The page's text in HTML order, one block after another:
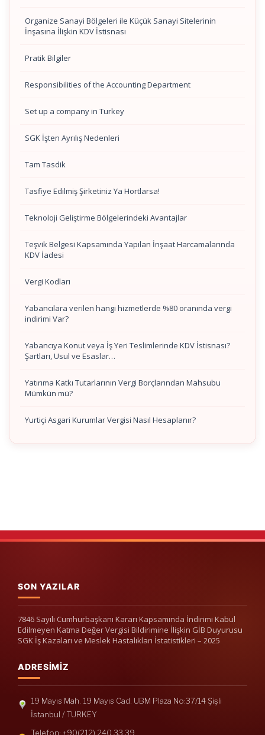
Organize Sanayi Bölgeleri ile Küçük Sanayi Sitelerinin
İnşasına İlişkin KDV İstisnası
Pratik Bilgiler
Responsibilities of the Accounting Department
Set up a company in Turkey
SGK İşten Ayrılış Nedenleri
Tam Tasdik
Tasfiye Edilmiş Şirketiniz Ya Hortlarsa!
Teknoloji Geliştirme Bölgelerindeki Avantajlar
Teşvik Belgesi Kapsamında Yapılan İnşaat Harcamalarında
KDV İadesi
Vergi Kodları
Yabancılara verilen hangi hizmetlerde %80 oranında vergi
indirimi Var?
Yabancıya Konut veya İş Yeri Teslimlerinde KDV İstisnası?
Şartları, Usul ve Esaslar…
Yatırıma Katkı Tutarlarının Vergi Borçlarından Mahsubu
Mümkün mü?
Yurtiçi Asgari Kurumlar Vergisi Nasıl Hesaplanır?
SON YAZILAR
7846 Sayılı Cumhurbaşkanı Kararı Kapsamında İndirimi Kabul
Edilmeyen Katma Değer Vergisi Bildirimine İlişkin GİB Duyurusu
SGK İş Kazaları ve Meslek Hastalıkları İstatistikleri – 2025
ADRESIMIZ
19 Mayıs Mah. 19 Mayıs Cad. UBM Plaza No:37/14 Şişli
İstanbul / TURKEY
Telefon: +90(212) 240 33 39